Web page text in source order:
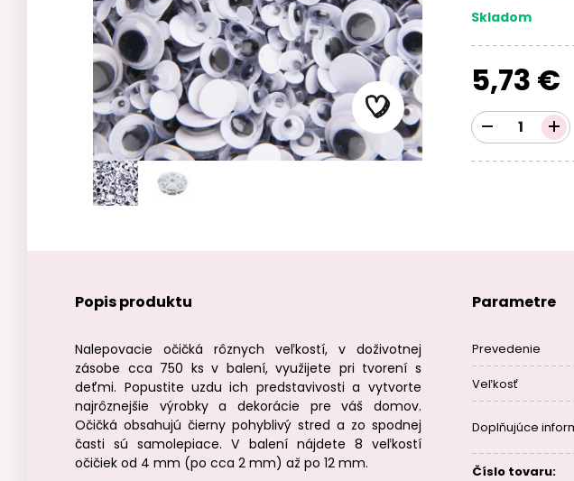
Skladom
5,73 €
Popis produktu
Nalepovacie očičká rôznych veľkostí, v doživotnej
zásobe cca 750 ks v balení, využijete pri tvorení s
deťmi. Popustite uzdu ich predstavivosti a vytvorte
najrôznejšie výrobky a dekorácie pre váš domov.
Očičká obsahujú čierny pohyblivý stred a zo spodnej
časti sú samolepiace. V balení nájdete 8 veľkostí
očičiek od 4 mm (po cca 2 mm) až po 12 mm.
Parametre
Prevedenie
Veľkosť
Doplňujúce
Číslo tovaru: